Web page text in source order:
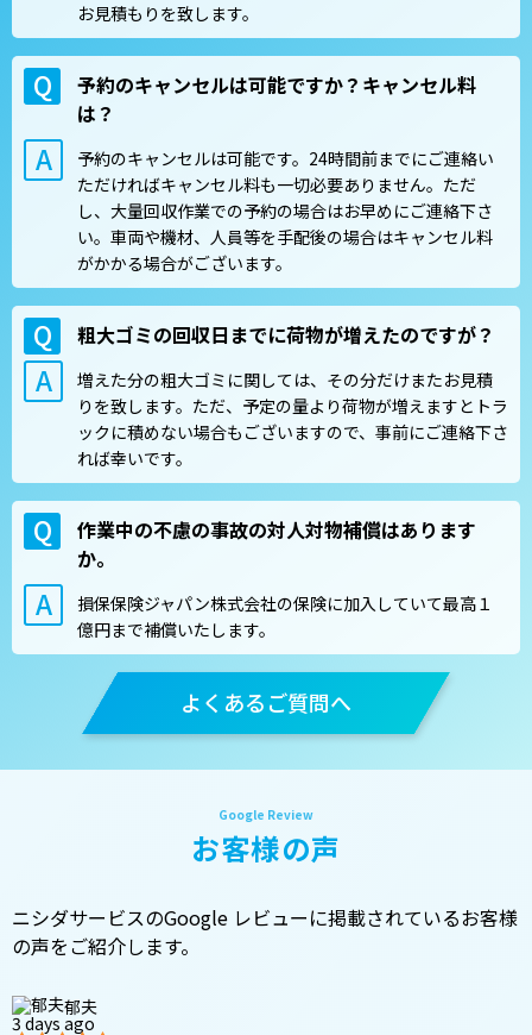
お見積もりを致します。
予約のキャンセルは可能ですか？キャンセル料
は？
予約のキャンセルは可能です。24時間前までにご連絡い
ただければキャンセル料も一切必要ありません。ただ
し、大量回収作業での予約の場合はお早めにご連絡下さ
い。車両や機材、人員等を手配後の場合はキャンセル料
がかかる場合がございます。
粗大ゴミの回収日までに荷物が増えたのですが？
増えた分の粗大ゴミに関しては、その分だけまたお見積
りを致します。ただ、予定の量より荷物が増えますとトラ
ックに積めない場合もございますので、事前にご連絡下さ
れば幸いです。
作業中の不慮の事故の対人対物補償はあります
か。
損保保険ジャパン株式会社の保険に加入していて最高１
億円まで補償いたします。
よくあるご質問へ
お客様の声
ニシダサービスのGoogle レビューに掲載されているお客様
の声をご紹介します。
郁夫
3 days ago